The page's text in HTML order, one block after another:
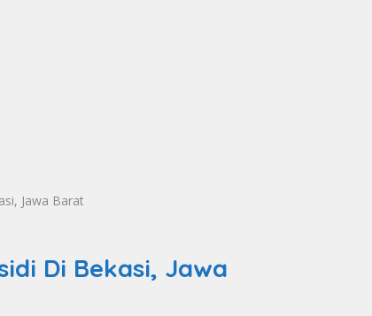
Jawa Barat
Di Bekasi, Jawa